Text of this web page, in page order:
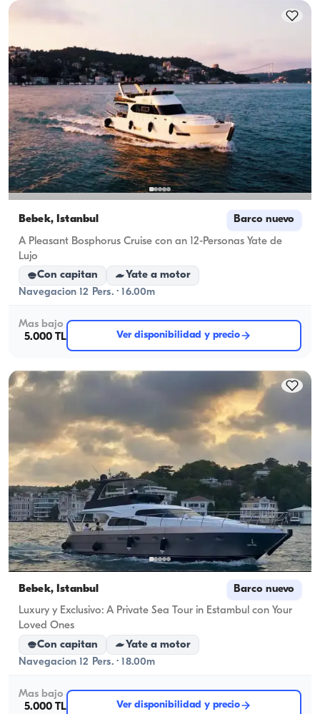
Bebek, İstanbul Barco nuevo
A Pleasant Bosphorus Cruise con an 12-Personas Yate de
Lujo
Con capitan
Yate a motor
Navegacion 12 Pers. · 16.00m
Mas bajo
5.000 TL
Ver disponibilidad y precio
Bebek, İstanbul Barco nuevo
Luxury y Exclusivo: A Private Sea Tour in Estambul con Your
Loved Ones
Con capitan
Yate a motor
Navegacion 12 Pers. · 18.00m
Mas bajo
5.000 TL
Ver disponibilidad y precio